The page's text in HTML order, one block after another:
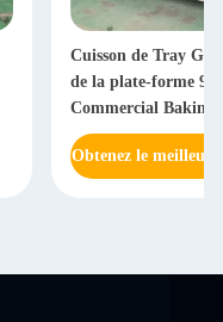
Cuisson de Tray
de la plate-forme 9
Commercial Baking
Obtenez le meilleur